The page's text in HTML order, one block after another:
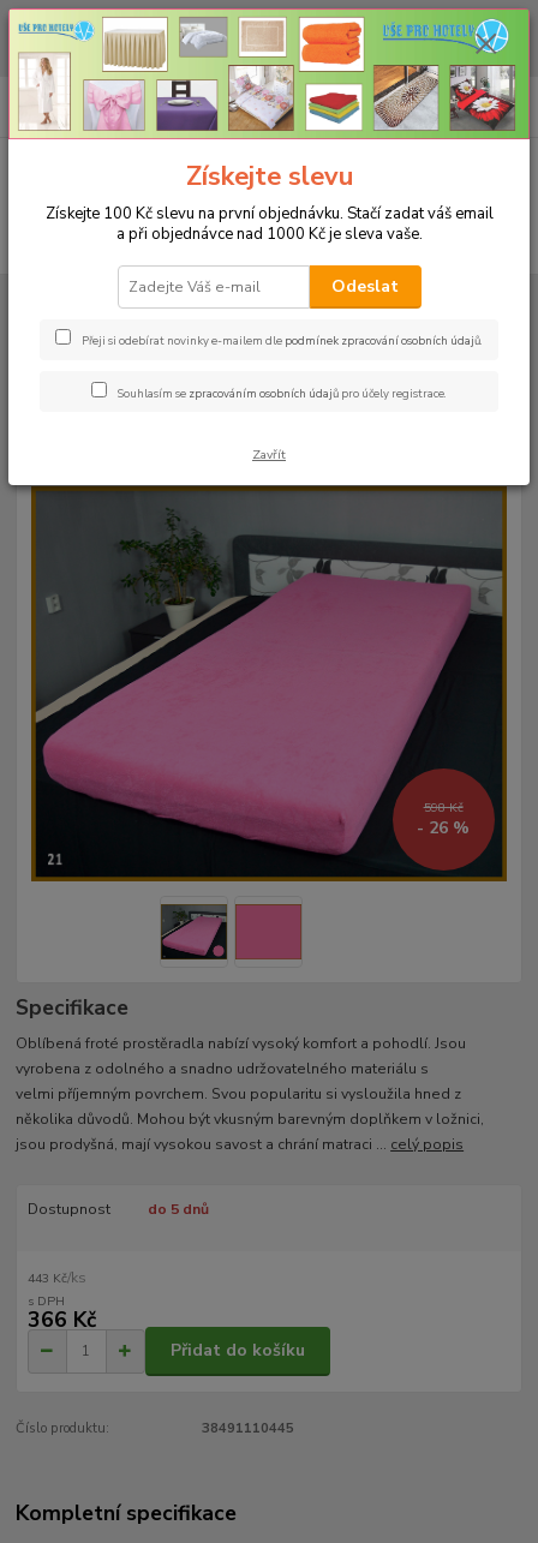
CHCETE NAKOUPIT VĚTŠÍ MNOŽSTVÍ NAŠICH PRODUKTŮ ZA LEPŠÍ
CENU? Klikněte ZDE
CZK
+420 773 794 023
Pondělí-pátek 9-16 hodin
0ks
za0 Kč
PROSTĚRADLA
Froté prostěradla s gumou - 190g/m2 - 45 barev
21 růžová
Froté prostěradlo 180x200cm -
598 Kč
- 26 %
Specifikace
Oblíbená froté prostěradla nabízí vysoký komfort a pohodlí. Jsou
vyrobena z odolného a snadno udržovatelného materiálu s
velmi příjemným povrchem. Svou popularitu si vysloužila hned z
několika důvodů. Mohou být vkusným barevným doplňkem v ložnici,
jsou prodyšná, mají vysokou savost a chrání matraci ... celý popis
Dostupnost do 5 dnů
443 Kč/ks
366 Kč
Přidat do košíku
Číslo produktu: 38491110445
Kompletní specifikace
Získejte slevu
Získejte 100 Kč slevu na první objednávku. Stačí zadat váš email
a při objednávce nad 1000 Kč je sleva vaše.
Odeslat
Přeji si odebírat novinky e-mailem dle podmínek zpracování osobních údajů.
Souhlasím se zpracováním osobních údajů pro účely registrace.
Zavřít